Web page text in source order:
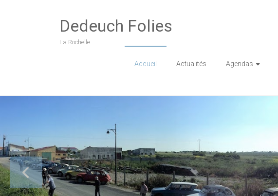
Dedeuch Folies
La Rochelle
Accueil Actualités Agendas